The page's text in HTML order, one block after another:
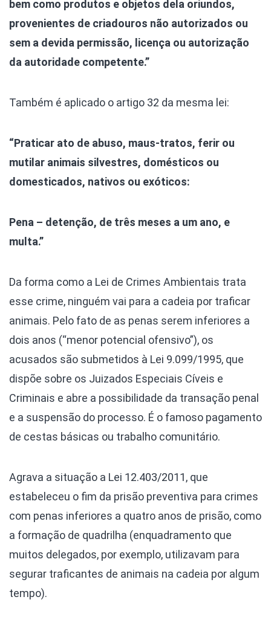
bem como produtos e objetos dela oriundos,
provenientes de criadouros não autorizados ou
sem a devida permissão, licença ou autorização
da autoridade competente.”
Também é aplicado o artigo 32 da mesma lei:
“Praticar ato de abuso, maus-tratos, ferir ou
mutilar animais silvestres, domésticos ou
domesticados, nativos ou exóticos:
Pena – detenção, de três meses a um ano, e
multa.”
Da forma como a Lei de Crimes Ambientais trata
esse crime, ninguém vai para a cadeia por traficar
animais. Pelo fato de as penas serem inferiores a
dois anos (“menor potencial ofensivo”), os
acusados são submetidos à Lei 9.099/1995, que
dispõe sobre os Juizados Especiais Cíveis e
Criminais e abre a possibilidade da transação penal
e a suspensão do processo. É o famoso pagamento
de cestas básicas ou trabalho comunitário.
Agrava a situação a Lei 12.403/2011, que
estabeleceu o fim da prisão preventiva para crimes
com penas inferiores a quatro anos de prisão, como
a formação de quadrilha (enquadramento que
muitos delegados, por exemplo, utilizavam para
segurar traficantes de animais na cadeia por algum
tempo).